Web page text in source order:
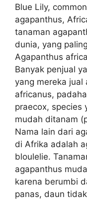
Blue Lily, common
agapanthus,
tanaman
dunia, yang
Agapanthus
Banyak penjual
yang mereka jual
africanus,
praecox, species
mudah ditanam
Nama lain dari
di Afrika adalah
bloulelie.
agapanthus
karena berumbi
panas, daun